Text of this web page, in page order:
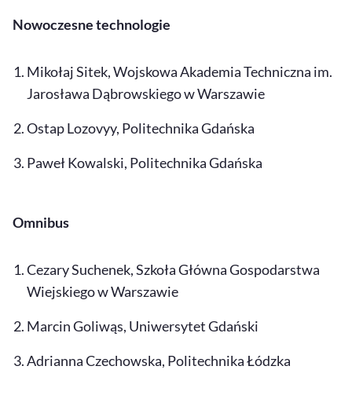
Nowoczesne technologie
Mikołaj Sitek, Wojskowa Akademia Techniczna im.
Jarosława Dąbrowskiego w Warszawie
Ostap Lozovyy, Politechnika Gdańska
Paweł Kowalski, Politechnika Gdańska
Omnibus
Cezary Suchenek, Szkoła Główna Gospodarstwa
Wiejskiego w Warszawie
Marcin Goliwąs, Uniwersytet Gdański
Adrianna Czechowska, Politechnika Łódzka